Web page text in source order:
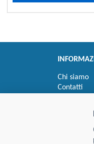
Chi siamo
Contatti
Impostazioni